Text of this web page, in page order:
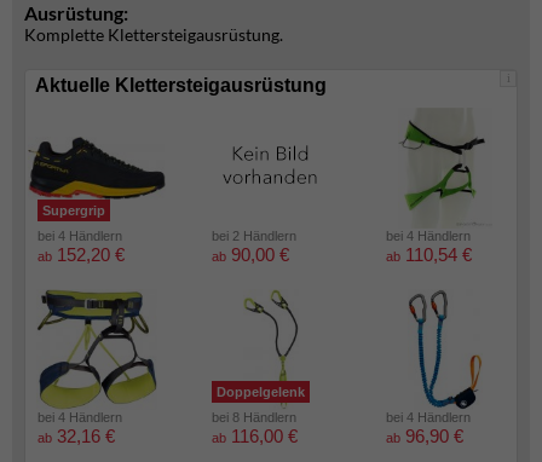
Ausrüstung:
Komplette Klettersteigausrüstung.
i
Aktuelle Klettersteigausrüstung
Supergrip
bei 4 Händlern
ab 152,20 €
bei 2 Händlern
ab 90,00 €
bei 4 Händlern
ab 110,54 €
bei 4 Händlern
ab 32,16 €
Doppelgelenk
bei 8 Händlern
ab 116,00 €
bei 4 Händlern
ab 96,90 €